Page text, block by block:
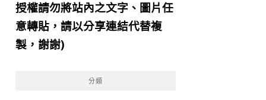
授權請勿將站內之文字、圖片任
意轉貼，請以分享連結代替複
製，謝謝)
分類